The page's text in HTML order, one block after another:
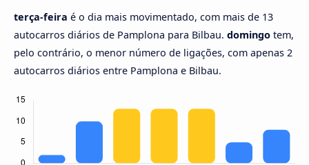
terça-feira é o dia mais movimentado, com mais de 13
autocarros diários de Pamplona para Bilbau. domingo tem,
pelo contrário, o menor número de ligações, com apenas 2
autocarros diários entre Pamplona e Bilbau.